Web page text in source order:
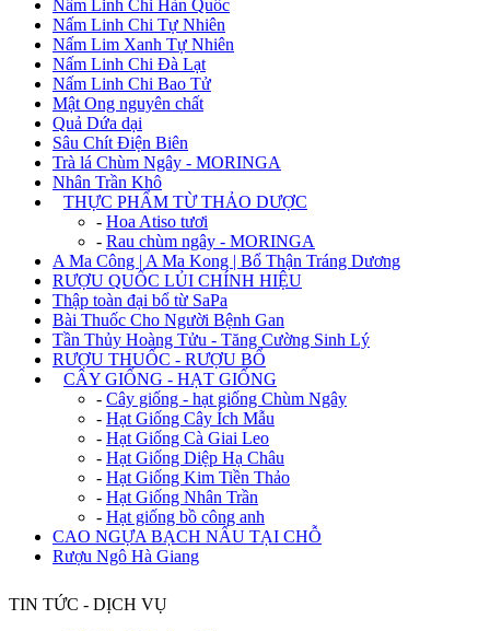
Nấm Linh Chi Hàn Quốc
Nấm Linh Chi Tự Nhiên
Nấm Lim Xanh Tự Nhiên
Nấm Linh Chi Đà Lạt
Nấm Linh Chi Bao Tử
Mật Ong nguyên chất
Quả Dứa dại
Sâu Chít Điện Biên
Trà lá Chùm Ngây - MORINGA
Nhân Trần Khô
THỰC PHẨM TỪ THẢO DƯỢC
- Hoa Atiso tươi
- Rau chùm ngây - MORINGA
A Ma Công | A Ma Kong | Bổ Thận Tráng Dương
RƯỢU QUỐC LỦI CHÍNH HIỆU
Thập toàn đại bổ từ SaPa
Bài Thuốc Cho Người Bệnh Gan
Tần Thủy Hoàng Tửu - Tăng Cường Sinh Lý
RƯỢU THUỐC - RƯỢU BỔ
CÂY GIỐNG - HẠT GIỐNG
- Cây giống - hạt giống Chùm Ngây
- Hạt Giống Cây Ích Mẫu
- Hạt Giống Cà Giai Leo
- Hạt Giống Diệp Hạ Châu
- Hạt Giống Kim Tiền Thảo
- Hạt Giống Nhân Trần
- Hạt giống bồ công anh
CAO NGỰA BẠCH NẤU TẠI CHỖ
Rượu Ngô Hà Giang
TIN TỨC - DỊCH VỤ